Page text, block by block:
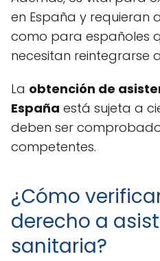
en España y requieran
como para españoles
necesitan reintegrarse
La obtención de
España está sujeta a
deben ser
competentes.
¿Cómo
derecho a
sanitaria?